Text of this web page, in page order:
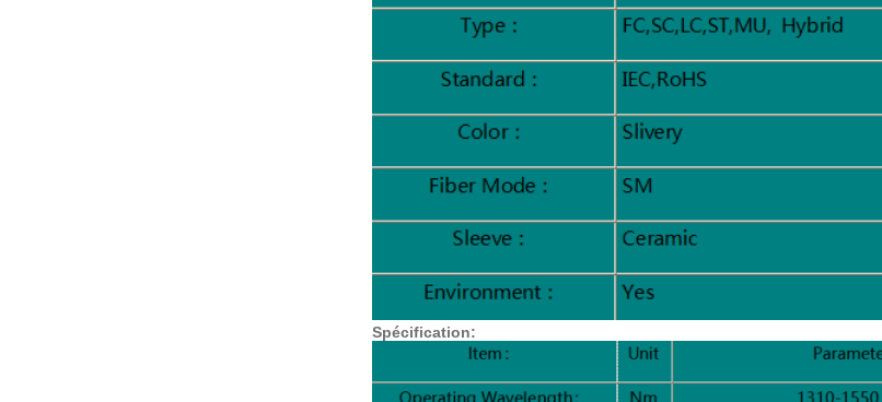
Spécification: